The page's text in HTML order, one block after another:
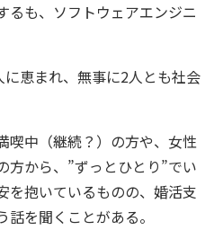
るも、ソフトウェアエンジニ
恵まれ、無事に2人とも社会
喫中（継続？）の方や、女性
方から、”ずっとひとり”でい
を抱いているものの、婚活支
を聞くことがある。